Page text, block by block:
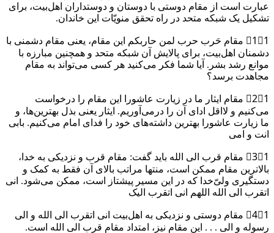
عبارت است از مقام دوستی با دوستان و دوستداران اهل‌بیت، برای
تشکیل یک شبکه متحد در راه تحقق منویّات این خاندان.
1⃣1⃣ مقام حَرب حرب لمن حاربکم این مقام، یعنی مقام دشمنی با
دشمنان اهل‌بیت، برای پالایش آن شبکه متحد و همچنین مبارزه با
موانع رشد بشر. آیا شما فکر می‌کنید هر کسی می‌تواند به مقام
مجاهدت برسد؟
2⃣1⃣ مقام ایثار ما در زیارت عاشورا این مقام را درخواست
می‌کنیم و لااقل ادای آن را درمی‌آوریم. ایثار یعنی بذل بهترین‌ها، و
ما زیارت عاشورا بهترین داشته‌های خود را فدای امام می‌کنیم. بابی
انت و امی
3⃣1⃣ مقام قرب الی الله باید گفت: مقام قرب و نزدیکی به خدا،
بالاترین مقام ممکن است، منتها مراتب بالای آن فقط به کمک و
دستگیری ولیّ‌خدا که در این مسیر پیشتاز است، ممکن می‌شود. انی
اتقرب الی الله اللهم انی اتقرب الیک
4⃣1⃣ مقام دوستی و نزدیکی به اهل‌بیت انی اتقرب الی الله و الی
رسوله و الی . . . این مقام نیز، امتداد مقام قرب الی الله است.